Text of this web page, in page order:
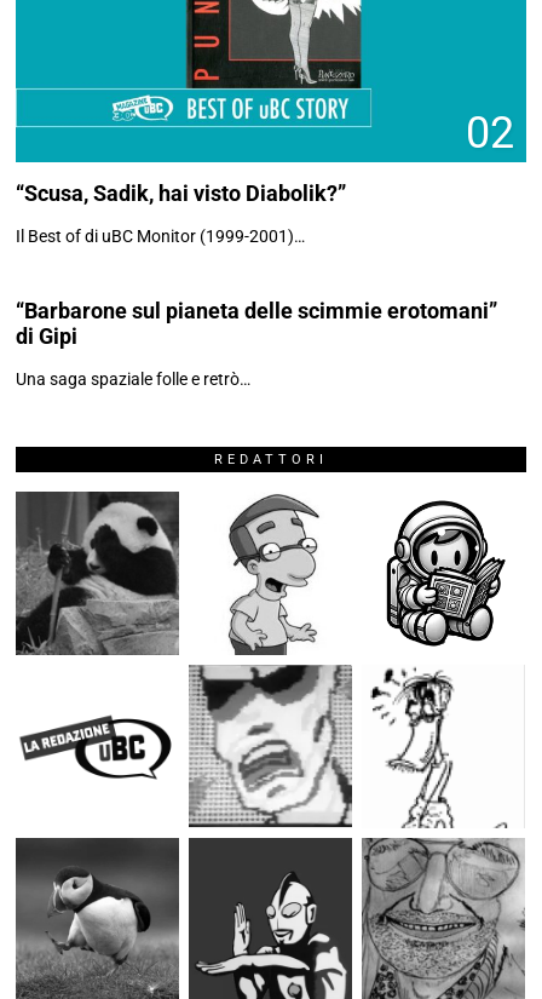
02
“Scusa, Sadik, hai visto Diabolik?”
Il Best of di uBC Monitor (1999-2001)…
“Barbarone sul pianeta delle scimmie erotomani”
di Gipi
Una saga spaziale folle e retrò…
REDATTORI